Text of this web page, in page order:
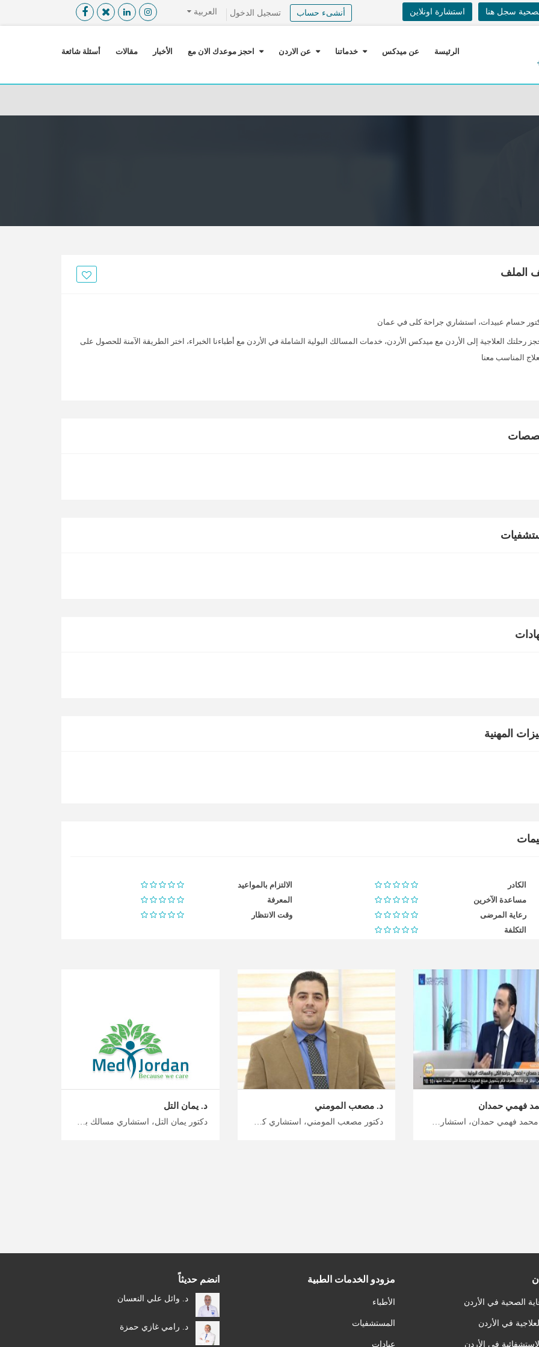
القائمة X
العربية تسجيل الدخول استشارة اونلاين سجل هنا أنشىء حساب
الرئيسة عن ميدكس خدماتنا عن الاردن احجز موعدك الان مع الأخبار مقالات أسئلة شائعة
الملف
حسام عبيدات، استشاري جراحة كلى في عمان
رحلتك العلاجية إلى الأردن مع ميدكس الأردن، خدمات المسالك البولية الشاملة في الأردن مع أطباءنا الخبراء، اختر الطريقة الآمنة للحصول على
المناسب معنا
المهنية
الكادر
الالتزام بالمواعيد
مساعدة الآخرين
المعرفة
رعاية المرضى
وقت الانتظار
التكلفة
فهمي حمدان
دكتور محمد فهمي حمدان، استشاري مسالك بولية في عمان احصل على الرعاية الصحية التي تستحقها مع ميدكس الأردن، علاج سرطان المثانة في الأردن، مرافق طبية متطورة وأسعار معقولة للعلاج الطبيعي للكلى للمسالك البولية
د. مصعب المومني
دكتور مصعب المومني، استشاري كلى ومسالك بولية في عمان حقق أقصى استفادة من رحلتك العلاجية في الأردن، أطباء المسالك البولية الخبراء والمتخصصين في علاج وجراحة الكلى في الأردن، خطط لرحلة علاجية واستشفائية مع ميدكس الأردن
د. يمان التل
دكتور يمان التل، استشاري مسالك بولية في عمان خطط لموعدك الطبي مع ميدكس الأردن، أطباء الكلى والمسالك البولية ذوي الخبرة والمتخصصين في علاج مختلف الحالات والأمراض، طريقك الآمن للحصول على علاج عالي الجودة
الصحية في الأردن
في الأردن
في الأردن
مزودو الخدمات الطبية
الأطباء
المستشفيات
عيادات
انضم حديثاً
د. وائل علي النعسان
د. رامي غازي حمزة